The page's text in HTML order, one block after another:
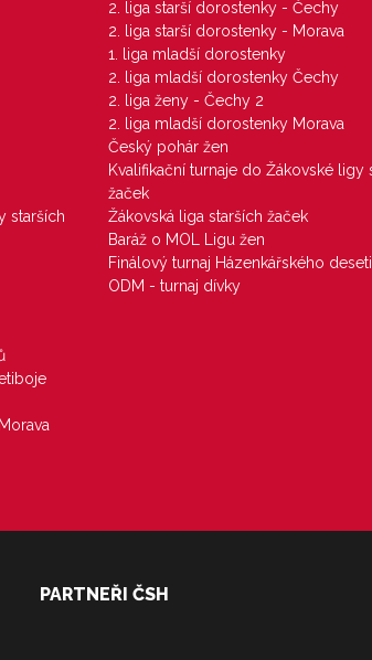
starších
2. liga starší dorostenky - Čechy
2. liga starší dorostenky - Morava
1. liga mladší dorostenky
2. liga mladší dorostenky Čechy
2. liga ženy - Čechy 2
2. liga mladší dorostenky Morava
Český pohár žen
Kvalifikační turnaje do Žákovské ligy
žaček
Žákovská liga starších žaček
Baráž o MOL Ligu žen
Finálový turnaj Házenkářského
ODM - turnaj dívky
PARTNEŘI ČSH